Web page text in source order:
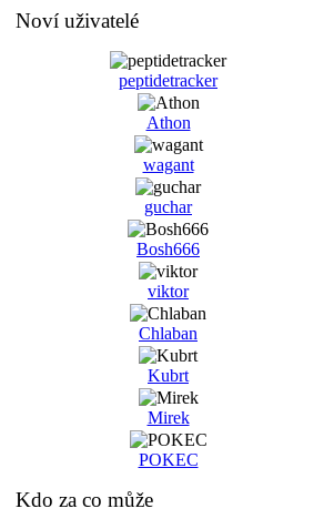
Noví uživatelé
peptidetracker
Athon
wagant
guchar
Bosh666
viktor
Chlaban
Kubrt
Mirek
POKEC
Kdo za co může